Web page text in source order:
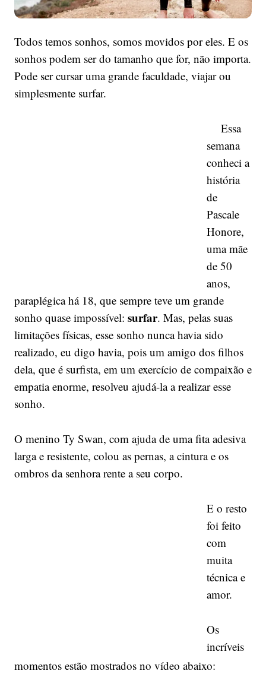
Todos temos sonhos, somos movidos por eles. E os
sonhos podem ser do tamanho que for, não importa.
Pode ser cursar uma grande faculdade, viajar ou
simplesmente surfar.
Essa
semana
conheci a
história
de
Pascale
Honore,
uma mãe
de 50
anos,
paraplégica há 18, que sempre teve um grande
sonho quase impossível: surfar. Mas, pelas suas
limitações físicas, esse sonho nunca havia sido
realizado, eu digo havia, pois um amigo dos filhos
dela, que é surfista, em um exercício de compaixão e
empatia enorme, resolveu ajudá-la a realizar esse
sonho.
O menino Ty Swan, com ajuda de uma fita adesiva
larga e resistente, colou as pernas, a cintura e os
ombros da senhora rente a seu corpo.
E o resto
foi feito
com
muita
técnica e
amor.
Os
incríveis
momentos estão mostrados no vídeo abaixo: